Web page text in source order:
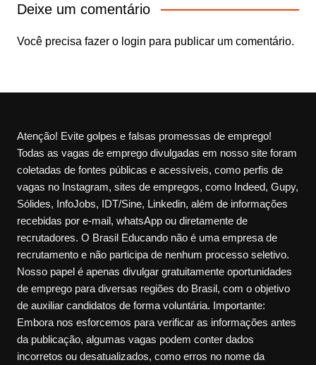
Deixe um comentário
Você precisa fazer o login para publicar um comentário.
Atenção! Evite golpes e falsas promessas de emprego!
Todas as vagas de emprego divulgadas em nosso site foram
coletadas de fontes públicas e acessíveis, como perfis de
vagas no Instagram, sites de empregos, como Indeed, Gupy,
Sólides, InfoJobs, IDT/Sine, Linkedin, além de informações
recebidas por e-mail, whatsApp ou diretamente de
recrutadores. O Brasil Educando não é uma empresa de
recrutamento e não participa de nenhum processo seletivo.
Nosso papel é apenas divulgar gratuitamente oportunidades
de emprego para diversas regiões do Brasil, com o objetivo
de auxiliar candidatos de forma voluntária. Importante:
Embora nos esforcemos para verificar as informações antes
da publicação, algumas vagas podem conter dados
incorretos ou desatualizados, como erros no nome da